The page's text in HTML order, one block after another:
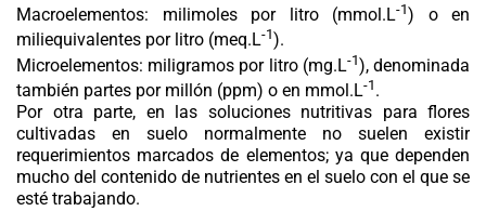
Macroelementos: milimoles por litro (mmol.L-1) o en
miliequivalentes por litro (meq.L-1).
Microelementos: miligramos por litro (mg.L-1), denominada
también partes por millón (ppm) o en mmol.L-1 .
Por otra parte, en las soluciones nutritivas para flores
cultivadas en suelo normalmente no suelen existir
requerimientos marcados de elementos; ya que dependen
mucho del contenido de nutrientes en el suelo con el que se
esté trabajando.